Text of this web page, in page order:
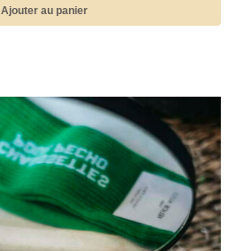
Ajouter au panier